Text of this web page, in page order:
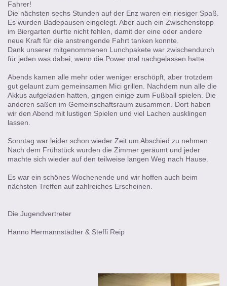
Fahrer!
Die nächsten sechs Stunden auf der Enz waren ein riesiger Spaß.
Es wurden Badepausen eingelegt. Aber auch ein Zwischenstopp
im Biergarten durfte nicht fehlen, damit der eine oder andere
neue Kraft für die anstrengende Fahrt tanken konnte.
Dank unserer mitgenommenen Lunchpakete war zwischendurch
für jeden was dabei, wenn die Power mal nachgelassen hatte.
Abends kamen alle mehr oder weniger erschöpft, aber trotzdem
gut gelaunt zum gemeinsamen Mici grillen. Nachdem nun alle die
Akkus aufgeladen hatten, gingen einige zum Fußball spielen. Die
anderen saßen im Gemeinschaftsraum zusammen. Dort haben
wir den Abend mit lustigen Spielen und viel Lachen ausklingen
lassen.
Sonntag war leider schon wieder Zeit um Abschied zu nehmen.
Nach dem Frühstück wurden die Zimmer geräumt und jeder
machte sich wieder auf den teilweise langen Weg nach Hause.
Es war ein schönes Wochenende und wir hoffen auch beim
nächsten Treffen auf zahlreiches Erscheinen.
Die Jugendvertreter
Hanno Hermannstädter & Steffi Reip